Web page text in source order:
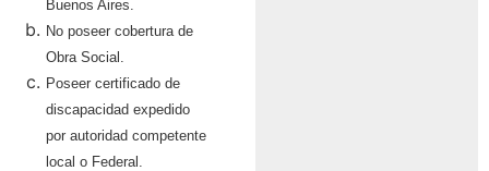
Buenos Aires.
No poseer cobertura de
Obra Social.
Poseer certificado de
discapacidad expedido
por autoridad competente
local o Federal.